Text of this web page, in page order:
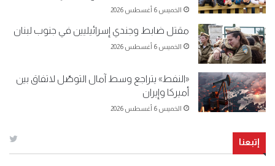
الخميس 6 أغسطس 2026
مقتل ضابط وجندي إسرائيليين في جنوب لبنان
الخميس 6 أغسطس 2026
«النفط» يتراجع وسط آمال التوصّل لاتفاق بين
أميركا وإيران
الخميس 6 أغسطس 2026
إتبعنا